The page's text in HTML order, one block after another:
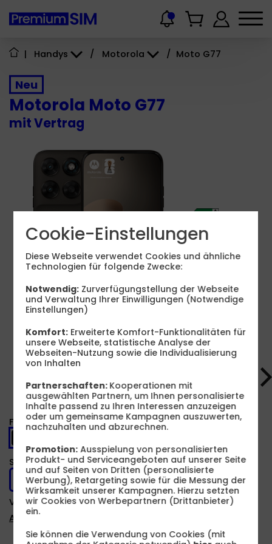
| Handys / Motorola / Moto G77
Neu
Motorola Moto G77
mit Vertrag
Produktdatenblatt
5 - 33
Produkt- und Sicherheitsinformationen
Farbe -PANTONE Black Olive
Speicher -256 GB
256 GB
Verfügbarkeit -Sofort lieferbar
Auf Wunsch Handyversicherung ab 3,99 €
Cookie-Einstellungen
Diese Webseite verwendet Cookies und ähnliche
Technologien für folgende Zwecke:
Notwendig: Zurverfügungstellung der Webseite
und Verwaltung Ihrer Einwilligungen (Notwendige
Einstellungen)
Komfort: Erweiterte Komfort-Funktionalitäten für
unsere Webseite, statistische Analyse der
Webseiten-Nutzung sowie die Individualisierung
von Inhalten
Partnerschaften: Kooperationen mit
ausgewählten Partnern, um Ihnen personalisierte
Inhalte passend zu Ihren Interessen anzuzeigen
oder um gemeinsame Kampagnen auszuwerten,
nachzuhalten und abzurechnen.
Promotion: Ausspielung von personalisierten
Produkt- und Serviceangeboten auf unserer Seite
und auf Seiten von Dritten (personalisierte
Werbung), Retargeting sowie für die Messung der
Wirksamkeit unserer Kampagnen. Hierzu setzten
wir Cookies von Werbepartnern (Drittanbieter)
ein.
Sie können die Verwendung von Cookies (mit